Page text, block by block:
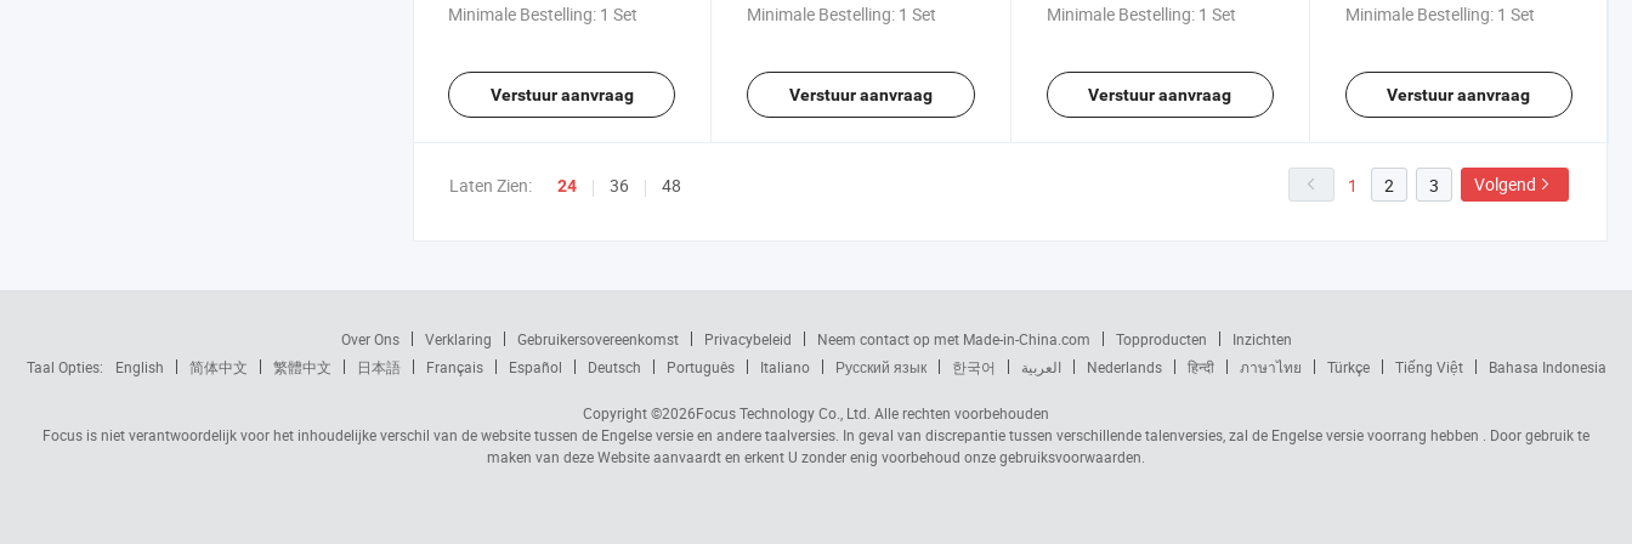
Minimale Bestelling: 1 Set
Verstuur aanvraag
cabine
Minimale Bestelling: 1 Set
Verstuur aanvraag
Minimale Bestelling: 1 Set
Verstuur aanvraag
Minimale Bestelling: 1 Set
Verstuur aanvraag
Laten Zien: 24 36 48 1 2 3 Volgend
Over Ons Verklaring Gebruikersovereenkomst Privacybeleid Neem contact op met Made-in-China.com Topproducten
Inzichten
Taal Opties:
English 简体中文 繁體中文 日本語 Français Español Deutsch Português Italiano Русский язык 한국어 العربية Nederlands हिन्दी ภาษาไทย Türkçe Tiếng Việt Bahasa Indonesia
Copyright ©2026Focus Technology Co., Ltd. Alle rechten voorbehouden
Focus is niet verantwoordelijk voor het inhoudelijke verschil van de website tussen de Engelse versie en andere taalversies. In geval van discrepantie tussen verschillende talenversies, zal de Engelse versie voorrang hebben . Door gebruik te
maken van deze Website aanvaardt en erkent U zonder enig voorbehoud onze gebruiksvoorwaarden.